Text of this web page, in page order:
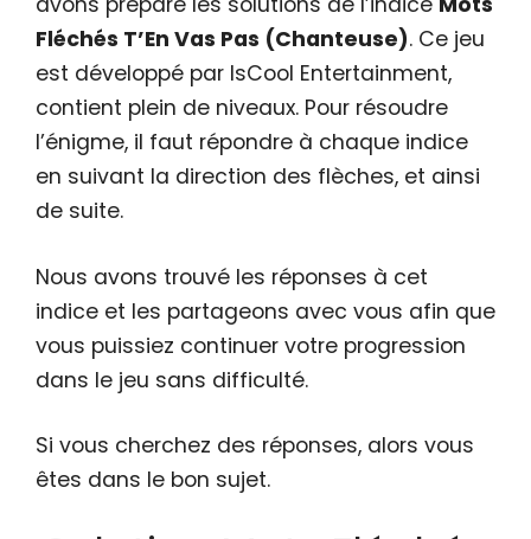
Fléchés T’En Vas Pas (Chanteuse). Ce jeu
est développé par IsCool Entertainment,
contient plein de niveaux. Pour résoudre
l’énigme, il faut répondre à chaque indice
en suivant la direction des flèches, et ainsi
de suite.
Nous avons trouvé les réponses à cet
indice et les partageons avec vous afin que
vous puissiez continuer votre progression
dans le jeu sans difficulté.
Si vous cherchez des réponses, alors vous
êtes dans le bon sujet.